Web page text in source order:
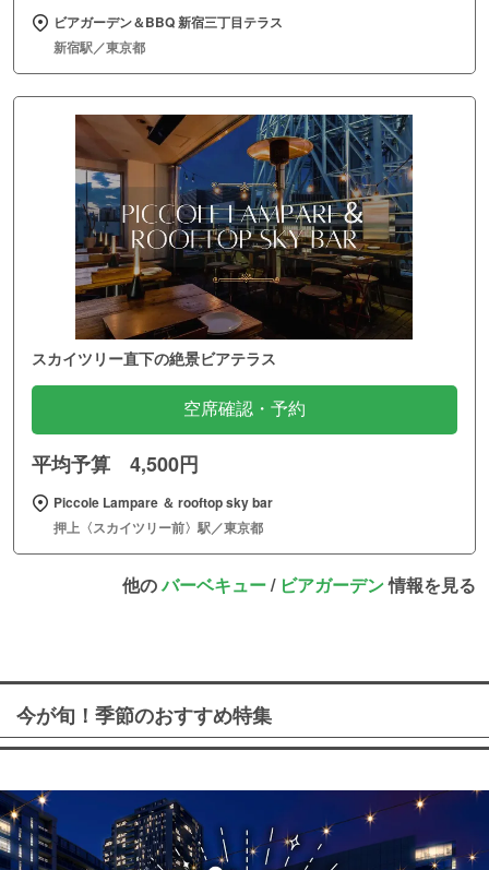
ビアガーデン＆BBQ 新宿三丁目テラス
新宿駅／東京都
スカイツリー直下の絶景ビアテラス
空席確認・予約
平均予算 4,500円
Piccole Lampare ＆ rooftop sky bar
押上〈スカイツリー前〉駅／東京都
他のバーベキュー/ ビアガーデン情報を見る
今が旬！季節のおすすめ特集